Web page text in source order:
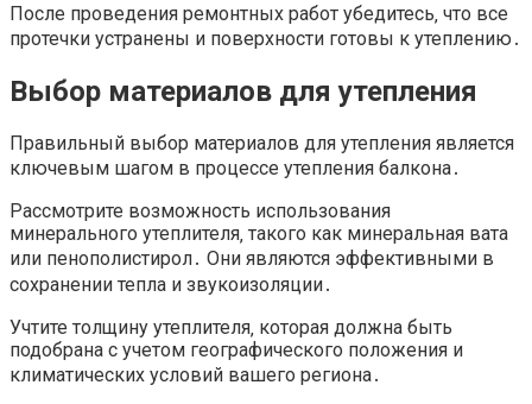
После проведения ремонтных работ убедитесь‚ что все
протечки устранены и поверхности готовы к утеплению․
Выбор материалов для утепления
Правильный выбор материалов для утепления является
ключевым шагом в процессе утепления балкона․
Рассмотрите возможность использования
минерального утеплителя‚ такого как минеральная вата
или пенополистирол․ Они являются эффективными в
сохранении тепла и звукоизоляции․
Учтите толщину утеплителя‚ которая должна быть
подобрана с учетом географического положения и
климатических условий вашего региона․